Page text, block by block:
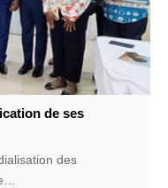
de ses
des